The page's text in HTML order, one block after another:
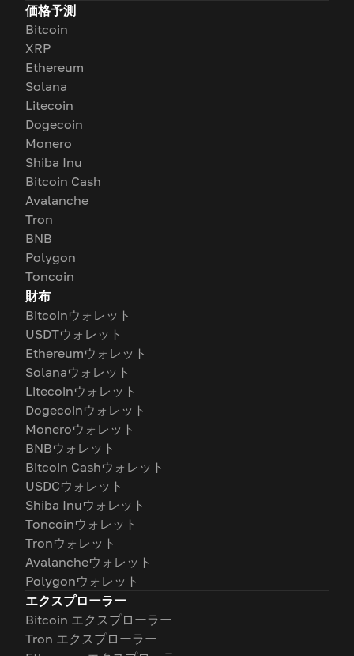
価格予測
Bitcoin
XRP
Ethereum
Solana
Litecoin
Dogecoin
Monero
Shiba Inu
Bitcoin Cash
Avalanche
Tron
BNB
Polygon
Toncoin
財布
Bitcoinウォレット
USDTウォレット
Ethereumウォレット
Solanaウォレット
Litecoinウォレット
Dogecoinウォレット
Moneroウォレット
BNBウォレット
Bitcoin Cashウォレット
USDCウォレット
Shiba Inuウォレット
Toncoinウォレット
Tronウォレット
Avalancheウォレット
Polygonウォレット
エクスプローラー
Bitcoin エクスプローラー
Tron エクスプローラー